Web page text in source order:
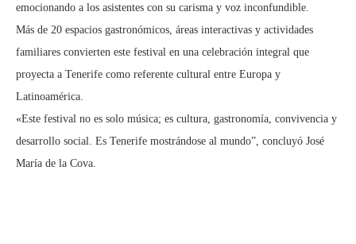
emocionando a los asistentes con su carisma y voz inconfundible.
Más de 20 espacios gastronómicos, áreas interactivas y actividades
familiares convierten este festival en una celebración integral que
proyecta a Tenerife como referente cultural entre Europa y
Latinoamérica.
«Este festival no es solo música; es cultura, gastronomía, convivencia y
desarrollo social. Es Tenerife mostrándose al mundo”, concluyó José
María de la Cova.